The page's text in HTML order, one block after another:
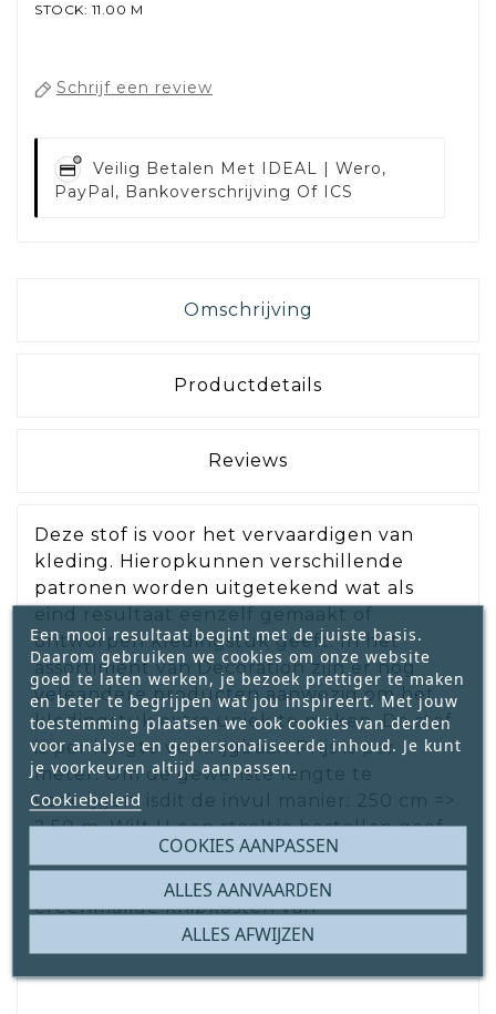
STOCK: 11.00 M
Schrijf een review
Veilig Betalen Met IDEAL | Wero,
PayPal, Bankoverschrijving Of ICS
Omschrijving
Productdetails
Reviews
Deze stof is voor het vervaardigen van
kleding. Hieropkunnen verschillende
patronen worden uitgetekend wat als
eind resultaat eenzelf gemaakt of
ontworpen kledingstuk geeft. In het
assortiment van Decoration zijn er nog
veleandere producten aanwezig om het
kledingstuk extra uniek te maken. De stof
is per lengte verkrijgbaar. Prijs is per
meter. Om de gewenste lengte te
verkrijgen. isdit de invul manier: 250 cm =>
2.50 m. Wilt U een staaltje bestellen geef
dan0.01 m. in het opgave venster. Bij
aankoop van een staaltje komen
ereenmalige knipkosten van
Een mooi resultaat begint met de juiste basis.
Daarom gebruiken we cookies om onze website
goed te laten werken, je bezoek prettiger te maken
en beter te begrijpen wat jou inspireert. Met jouw
toestemming plaatsen we ook cookies van derden
voor analyse en gepersonaliseerde inhoud. Je kunt
je voorkeuren altijd aanpassen.
Cookiebeleid
COOKIES AANPASSEN
ALLES AFWIJZEN
ALLES AANVAARDEN